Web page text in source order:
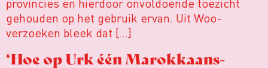
gehouden op het gebruik ervan. Uit Woo-
verzoeken bleek dat […]
‘Hoe op Urk één Marokkaans-